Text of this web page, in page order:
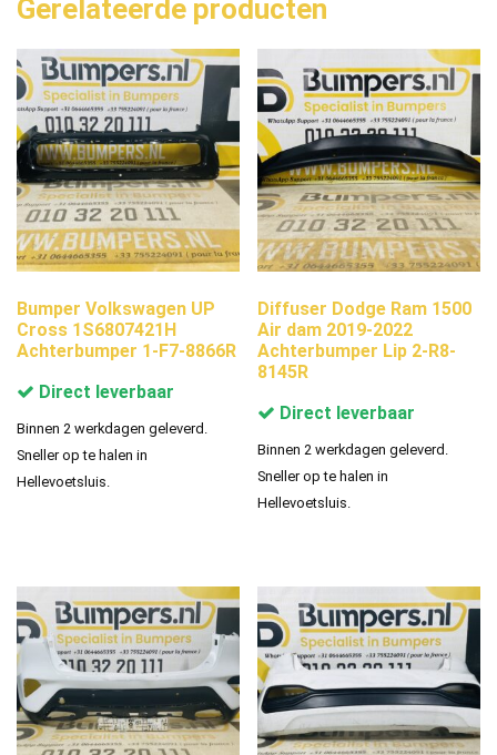
Gerelateerde producten
Bumper Volkswagen UP
Cross 1S6807421H
Achterbumper 1-F7-8866R
Direct leverbaar
Binnen 2 werkdagen geleverd.
Sneller op te halen in
Hellevoetsluis.
Diffuser Dodge Ram 1500
Air dam 2019-2022
Achterbumper Lip 2-R8-
8145R
Direct leverbaar
Binnen 2 werkdagen geleverd.
Sneller op te halen in
Hellevoetsluis.